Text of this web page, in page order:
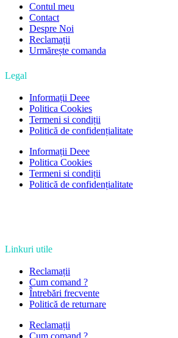
Contul meu
Contact
Despre Noi
Reclamații
Urmărește comanda
Legal
Informații Deee
Politica Cookies
Termeni si condiții
Politică de confidențialitate
Informații Deee
Politica Cookies
Termeni si condiții
Politică de confidențialitate
Linkuri utile
Reclamații
Cum comand ?
Întrebări frecvente
Politică de returnare
Reclamații